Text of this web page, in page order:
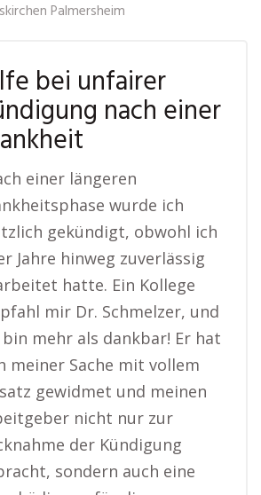
Palmersheim
bei unfairer
nach einer
einer längeren
wurde ich
gekündigt, obwohl ich
Jahre hinweg zuverlässig
hatte. Ein Kollege
mir Dr. Schmelzer, und
bin mehr als dankbar! Er hat
meiner Sache mit vollem
gewidmet und meinen
nicht nur zur
der Kündigung
sondern auch eine